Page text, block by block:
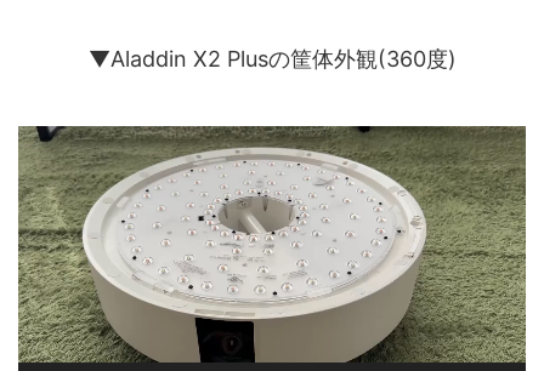
▼Aladdin X2 Plusの筐体外観(360度)
動
画
プ
レ
ー
ヤ
ー